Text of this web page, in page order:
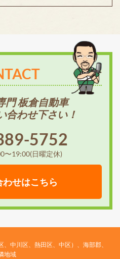
門 板倉自動車
合わせ下さい！
5752
19:00(日曜定休)
せはこちら
中川区、熱田区、中区）、海部郡、
地域